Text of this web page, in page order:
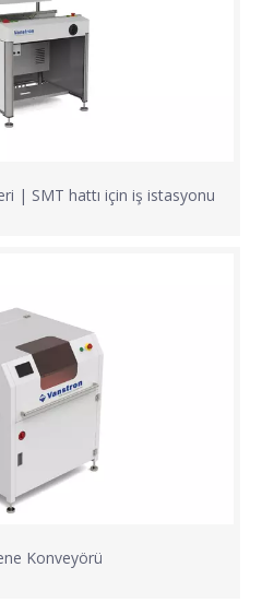
| SMT hattı için iş istasyonu
Konveyörü